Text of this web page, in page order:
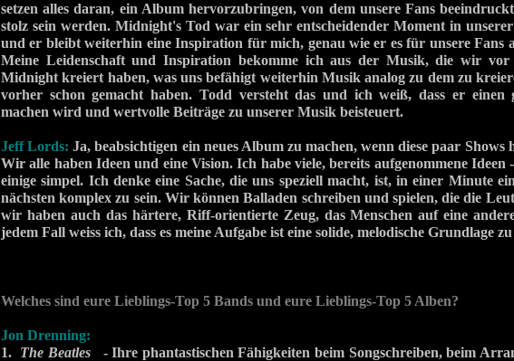
setzen alles daran, ein Album hervorzubringen, von dem unsere Fans
stolz sein werden. Midnight's Tod war ein sehr entscheidender Moment in
und er bleibt weiterhin eine Inspiration für mich, genau wie er es für unsere Fans
Meine Leidenschaft und Inspiration bekomme ich aus der Musik, die wir
Midnight kreiert haben, was uns befähigt weiterhin Musik analog zu dem zu
vorher schon gemacht haben. Todd versteht das und ich weiß, dass er einen
machen wird und wertvolle Beiträge zu unserer Musik beisteuert.
Jeff Lords:Ja, beabsichtigen ein neues Album zu machen, wenn diese paar Shows
Wir alle haben Ideen und eine Vision. Ich habe viele, bereits aufgenommene Ideen
einige simpel. Ich denke eine Sache, die uns speziell macht, ist, in einer Minute
nächsten komplex zu sein. Wir können Balladen schreiben und spielen, die die
wir haben auch das härtere, Riff-orientierte Zeug, das Menschen auf eine
jedem Fall weiss ich, dass es meine Aufgabe ist eine solide, melodische Grundlage
Welches sind eure Lieblings-Top 5 Bands und eure Lieblings-Top 5 Alben?
Jon Drenning:
1. The Beatles- Ihre phantastischen Fähigkeiten beim Songschreiben, beim